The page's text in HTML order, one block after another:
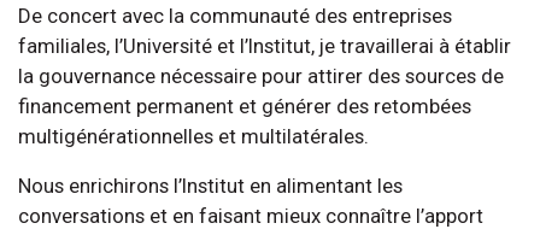
De concert avec la communauté des entreprises
familiales, l’Université et l’Institut, je travaillerai à établir
la gouvernance nécessaire pour attirer des sources de
financement permanent et générer des retombées
multigénérationnelles et multilatérales.
Nous enrichirons l’Institut en alimentant les
conversations et en faisant mieux connaître l’apport